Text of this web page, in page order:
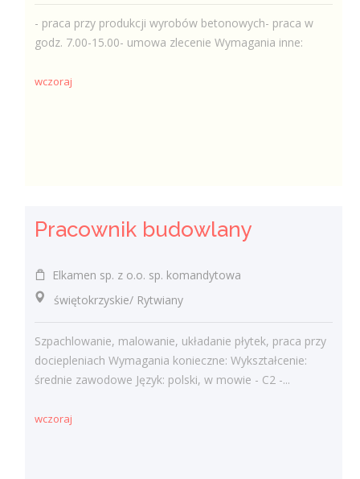
- praca przy produkcji wyrobów betonowych- praca w
godz. 7.00-15.00- umowa zlecenie Wymagania inne:
wczoraj
Pracownik budowlany
Elkamen sp. z o.o. sp. komandytowa
świętokrzyskie/ Rytwiany
Szpachlowanie, malowanie, układanie płytek, praca przy
dociepleniach Wymagania konieczne: Wykształcenie:
średnie zawodowe Język: polski, w mowie - C2 -...
wczoraj